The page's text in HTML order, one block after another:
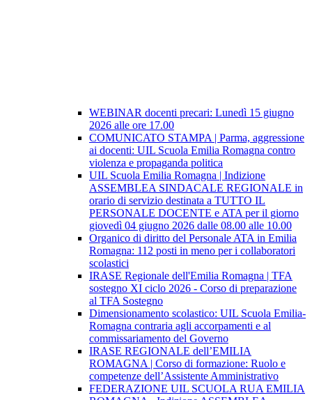
WEBINAR docenti precari: Lunedì 15 giugno
2026 alle ore 17.00
COMUNICATO STAMPA | Parma, aggressione
ai docenti: UIL Scuola Emilia Romagna contro
violenza e propaganda politica
UIL Scuola Emilia Romagna | Indizione
ASSEMBLEA SINDACALE REGIONALE in
orario di servizio destinata a TUTTO IL
PERSONALE DOCENTE e ATA per il giorno
giovedì 04 giugno 2026 dalle 08.00 alle 10.00
Organico di diritto del Personale ATA in Emilia
Romagna: 112 posti in meno per i collaboratori
scolastici
IRASE Regionale dell'Emilia Romagna | TFA
sostegno XI ciclo 2026 - Corso di preparazione
al TFA Sostegno
Dimensionamento scolastico: UIL Scuola Emilia-
Romagna contraria agli accorpamenti e al
commissariamento del Governo
IRASE REGIONALE dell’EMILIA
ROMAGNA | Corso di formazione: Ruolo e
competenze dell’Assistente Amministrativo
FEDERAZIONE UIL SCUOLA RUA EMILIA